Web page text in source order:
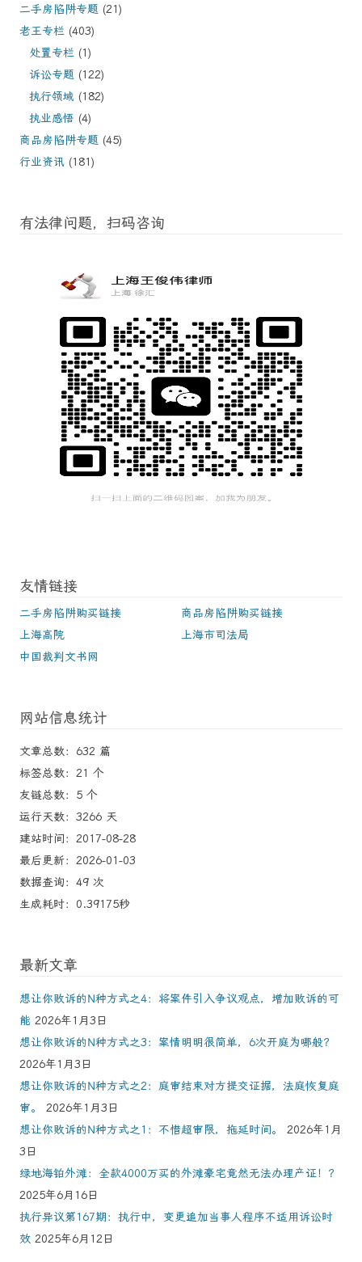
二手房陷阱专题 (21)
老王专栏 (403)
处置专栏 (1)
诉讼专题 (122)
执行领域 (182)
执业感悟 (4)
商品房陷阱专题 (45)
行业资讯 (181)
有法律问题，扫码咨询
友情链接
二手房陷阱购买链接
商品房陷阱购买链接
上海高院
上海市司法局
中国裁判文书网
网站信息统计
文章总数：632 篇
标签总数：21 个
友链总数：5 个
运行天数：3266 天
建站时间：2017-08-28
最后更新：2026-01-03
数据查询：49 次
生成耗时：0.39175秒
最新文章
想让你败诉的N种方式之4：将案件引入争议观点，增加败诉的可
能 2026年1月3日
想让你败诉的N种方式之3：案情明明很简单，6次开庭为哪般？
2026年1月3日
想让你败诉的N种方式之2：庭审结束对方提交证据，法庭恢复庭
审。
2026年1月3日
想让你败诉的N种方式之1：不惜超审限，拖延时间。
2026年1月
3日
绿地海铂外滩：全款4000万买的外滩豪宅竟然无法办理产证！？
2025年6月16日
执行异议第167期：执行中，变更追加当事人程序不适用诉讼时
效 2025年6月12日